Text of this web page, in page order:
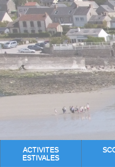
ACTIVITES
ESTIVALES